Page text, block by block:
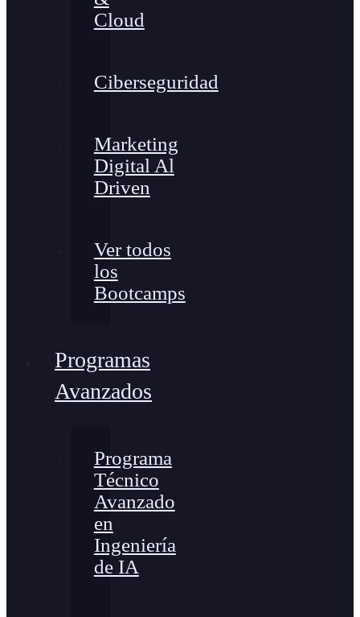
Cloud
Ciberseguridad
Marketing
Digital Al
Driven
Ver todos
los
Bootcamps
Programas
Avanzados
Programa
Técnico
Avanzado
en
Ingeniería
de IA